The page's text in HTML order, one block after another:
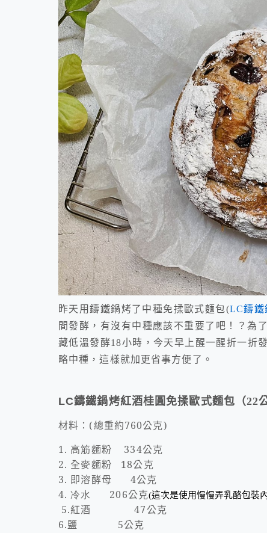
昨天用鑄鐵鍋烤了中種免揉歐式麵包(LC鑄鐵
間發酵，有沒有中種應該不重要了吧！？為
藏低溫發酵18小時，今天早上醒一醒折一折
略中種，這樣就加更省事方便了。
LC鑄鐵鍋烤紅酒桂圓免揉歐式麵包（22
材料： (總重約760公克)
1. 高筋麵粉 334公克
2. 全麥麵粉 18公克
3. 即溶酵母 4公克
4. 冷水
206公克(這次是使用慢慢弄乳酪包裝
5.紅酒 47公克
6.鹽 5公克